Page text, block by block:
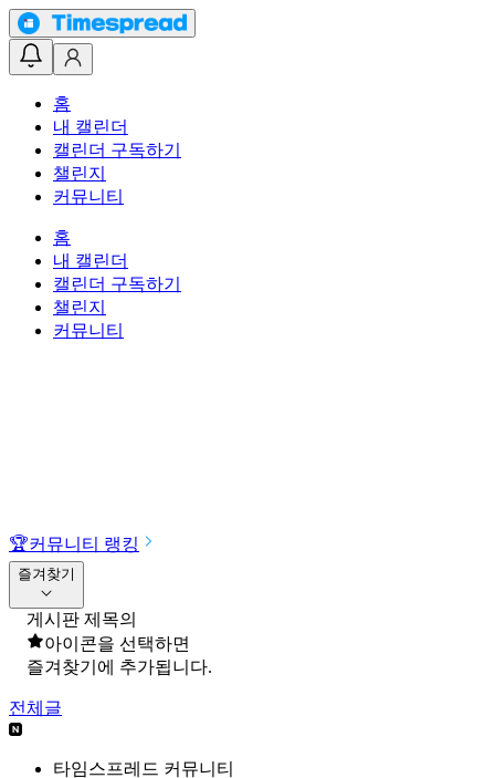
홈
내 캘린더
캘린더 구독하기
챌린지
커뮤니티
홈
내 캘린더
캘린더 구독하기
챌린지
커뮤니티
🏆커뮤니티 랭킹
즐겨찾기
게시판 제목의
아이콘을 선택하면
즐겨찾기에 추가됩니다.
전체글
타임스프레드 커뮤니티